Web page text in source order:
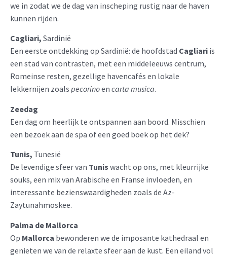
we in zodat we de dag van inscheping rustig naar de haven
kunnen rijden.
Cagliari, Sardinië
Een eerste ontdekking op Sardinië: de hoofdstad Cagliari is
een stad van contrasten, met een middeleeuws centrum,
Romeinse resten, gezellige havencafés en lokale
lekkernijen zoals pecorinoen carta musica.
Zeedag
Een dag om heerlijk te ontspannen aan boord. Misschien
een bezoek aan de spa of een goed boek op het dek?
Tunis, Tunesië
De levendige sfeer van Tunis wacht op ons, met kleurrijke
souks, een mix van Arabische en Franse invloeden, en
interessante bezienswaardigheden zoals de Az-
Zaytunahmoskee.
Palma de Mallorca
Op Mallorca bewonderen we de imposante kathedraal en
genieten we van de relaxte sfeer aan de kust. Een eiland vol